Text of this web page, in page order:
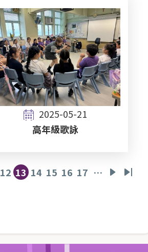
2025-05-21
高年級歌詠
頁
12
目
13
頁
14
頁
15
頁
16
頁
17 …
Last